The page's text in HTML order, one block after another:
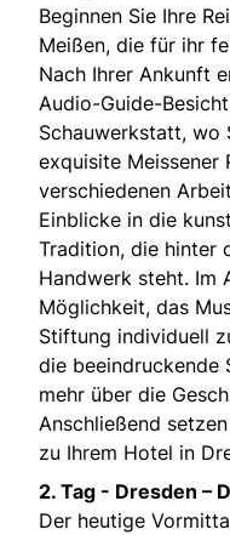
Beginnen Sie Ihre
Meißen, die für ihr
Nach Ihrer Ankunft
Audio-Guide-
Schauwerkstatt, wo
exquisite Meissener
verschiedenen
Einblicke in die
Tradition, die hinter
Handwerk steht. Im
Möglichkeit, das
Stiftung individuell
die beeindruckende
mehr über die
Anschließend
zu Ihrem Hotel in
2. Tag - Dresden –
Der heutige